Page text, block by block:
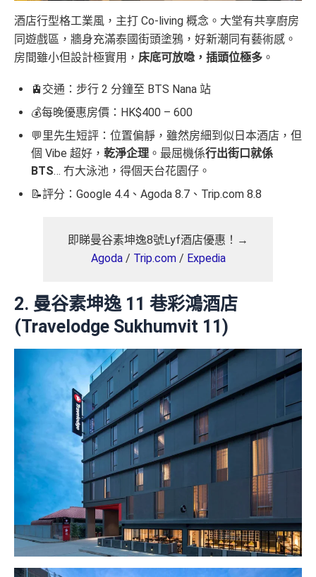
酒店行型格工業風，主打 Co-living 概念。大堂有共享廚房
同遊戲區，牆身充滿泰國街頭塗鴉，好新潮同有藝術感。
房間雖小但設計極實用， 床底可放喼，插頭位極多 。
🚊交通：步行 2 分鐘至 BTS Nana 站
💰每晚優惠房價：HK$400 – 600
💬里先生短評：位置偏靜，雖然房細到似日本酒店，但
個 Vibe 超好， 乾淨企理 。最屈機係行出街口就係
BTS… 冇大泳池，得個天台花園仔。
📝評分：Google 4.4、Agoda 8.7、Trip.com 8.8
即睇曼谷素坤逸8號Lyf酒店優惠！→
Agoda/ Trip.com/ Expedia
2. 曼谷素坤逸 11 巷彩鴻酒店
(Travelodge Sukhumvit 11)